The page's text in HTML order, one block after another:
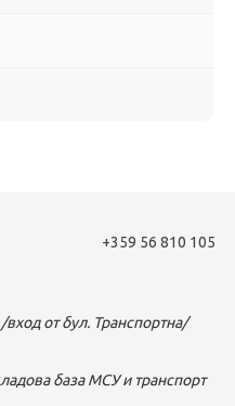
+359 56 810 105
/вход от бул. Транспортна/
база МСУ и транспорт